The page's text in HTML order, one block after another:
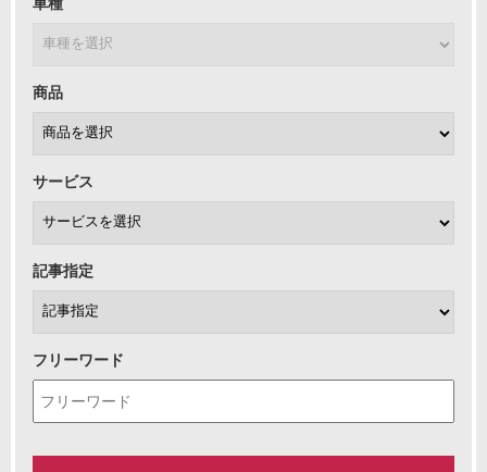
商品
サービス
記事指定
フリーワード